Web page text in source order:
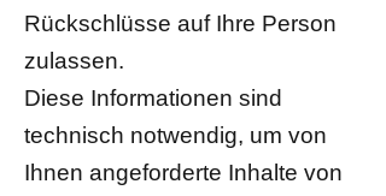
Rückschlüsse auf Ihre Person
zulassen.
Diese Informationen sind
technisch notwendig, um von
Ihnen angeforderte Inhalte von